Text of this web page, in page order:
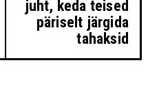
juht, keda teised
päriselt järgida
tahaksid